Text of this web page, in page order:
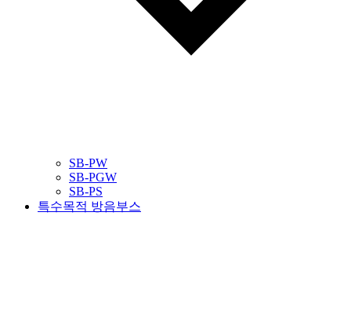
SB-PW
SB-PGW
SB-PS
특수목적 방음부스